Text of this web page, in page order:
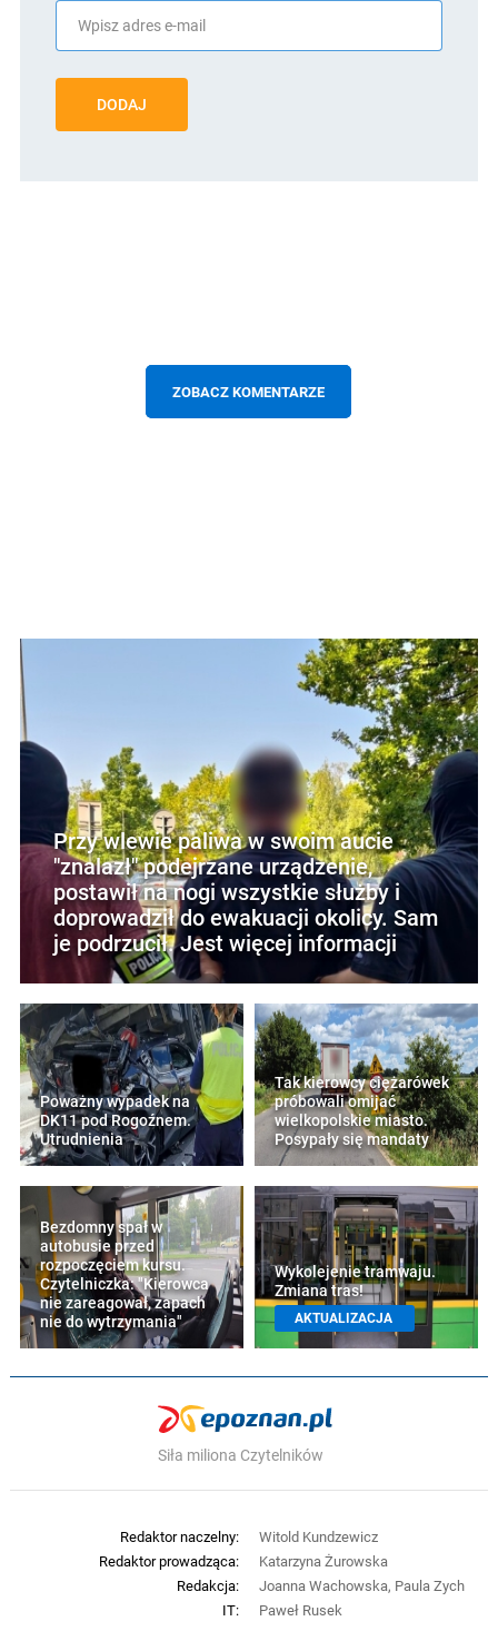
DODAJ
ZOBACZ KOMENTARZE
Przy wlewie paliwa w swoim aucie
"znalazł" podejrzane urządzenie,
postawił na nogi wszystkie służby i
doprowadził do ewakuacji okolicy. Sam
je podrzucił. Jest więcej informacji
Poważny wypadek na
DK11 pod Rogoźnem.
Utrudnienia
Tak kierowcy ciężarówek
próbowali omijać
wielkopolskie miasto.
Posypały się mandaty
Bezdomny spał w
autobusie przed
rozpoczęciem kursu.
Czytelniczka: "Kierowca
nie zareagował, zapach
nie do wytrzymania"
Wykolejenie tramwaju.
Zmiana tras!
AKTUALIZACJA
Siła miliona Czytelników
Redaktor naczelny:
Witold Kundzewicz
Redaktor prowadząca:
Katarzyna Żurowska
Redakcja:
Joanna Wachowska, Paula Zych
IT:
Paweł Rusek